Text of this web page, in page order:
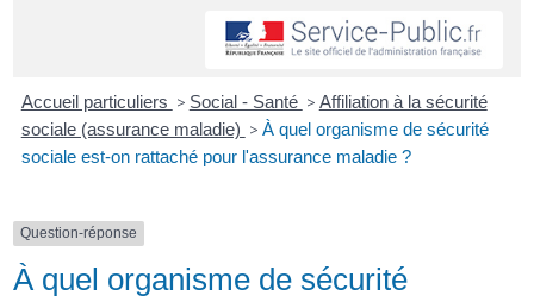
Accueil particuliers > Social - Santé > Affiliation à la sécurité
sociale (assurance maladie) > À quel organisme de sécurité
sociale est-on rattaché pour l'assurance maladie ?
Question-réponse
À quel organisme de sécurité